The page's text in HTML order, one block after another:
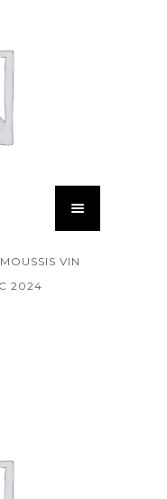
VIN
2024